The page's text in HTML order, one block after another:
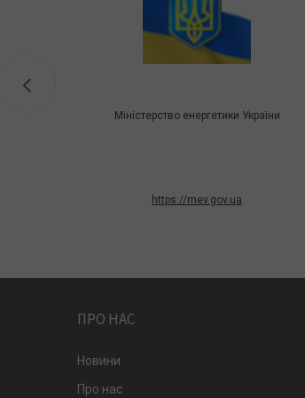
Міністерство енергетики України
https://mev.gov.ua
ПРО НАС
Новини
Про нас